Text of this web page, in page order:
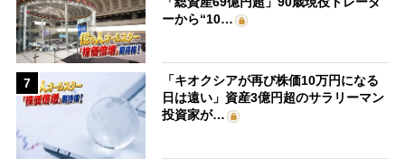
ーから“10…
7
「キオクシアが再び株価10万円になる
日は遠い」資産3億円超のサラリーマン
投資家が…